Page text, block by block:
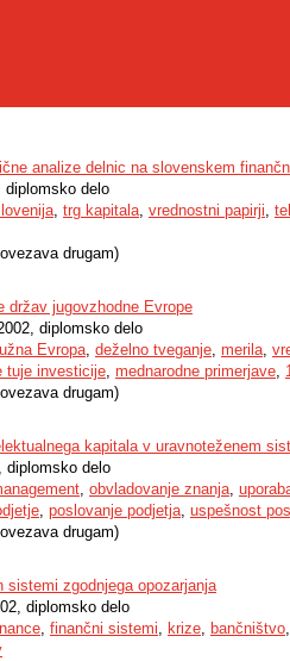
analize delnic na slovenskem
diplomsko delo
, trg kapitala, vrednostni papirji,
drugam)
držav jugovzhodne Evrope
diplomsko delo
Evropa, deželno tveganje, merila,
tuje investicije, mednarodne primerjave,
drugam)
kapitala v uravnoteženem
diplomsko delo
, obvladovanje znanja,
, poslovanje podjetja, uspešnost
drugam)
sistemi zgodnjega opozarjanja
diplomsko delo
, finančni sistemi, krize, bančništvo,